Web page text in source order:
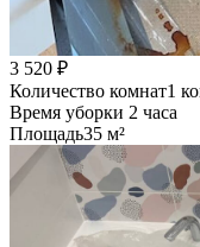
3 520 ₽
Количество комнат1
Время уборки 2 часа
Площадь35 м²